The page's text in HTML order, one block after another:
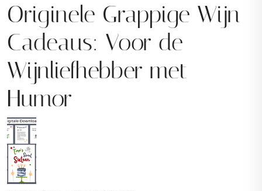
Originele Grappige Wijn
Cadeaus: Voor de
Wijnliefhebber met
Humor